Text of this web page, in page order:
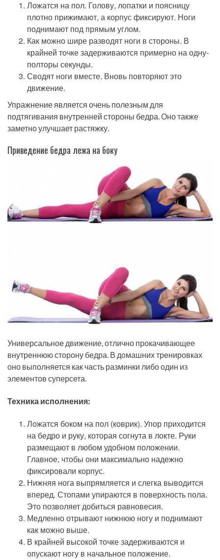
Ложатся на пол. Голову, лопатки и поясницу
плотно прижимают, а корпус фиксируют. Ноги
поднимают под прямым углом.
Как можно шире разводят ноги в стороны. В
крайней точке задерживаются примерно на одну-
полторы секунды.
Сводят ноги вместе. Вновь повторяют это
движение.
Упражнение является очень полезным для
подтягивания внутренней стороны бедра. Оно также
заметно улучшает растяжку.
Приведение бедра лежа на боку
Универсальное движение, отлично прокачивающее
внутреннюю сторону бедра. В домашних тренировках
оно выполняется как часть разминки либо один из
элементов суперсета.
Техника исполнения:
Ложатся боком на пол (коврик). Упор приходится
на бедро и руку, которая согнута в локте. Руки
размещают в любом удобном положении.
Главное, чтобы они максимально надежно
фиксировали корпус.
Нижняя нога выпрямляется и слегка выводится
вперед. Стопами упираются в поверхность пола.
Это позволяет добиться равновесия.
Медленно отрывают нижнюю ногу и поднимают
как можно выше.
В крайней высокой точке задерживаются и
опускают ногу в начальное положение.